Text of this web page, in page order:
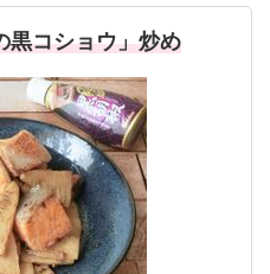
黒コショウ」炒め